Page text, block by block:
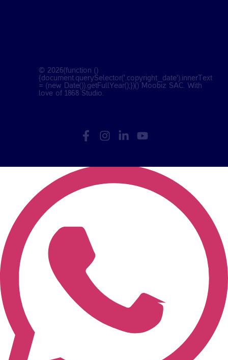
© 2026(function ()
{document.querySelector('.copyright_date').innerText
= (new Date()).getFullYear();})() Moobiz SAC. With
love of1868 Studio.